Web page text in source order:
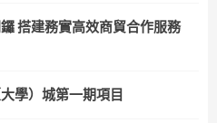
搭建務實高效商貿合作服務
學）城第一期項目